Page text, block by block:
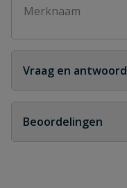
Merknaam
Vraag en antwoord
Geen vragen
Beoordelingen